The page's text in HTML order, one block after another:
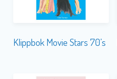
Klippbok Movie Stars 70’s